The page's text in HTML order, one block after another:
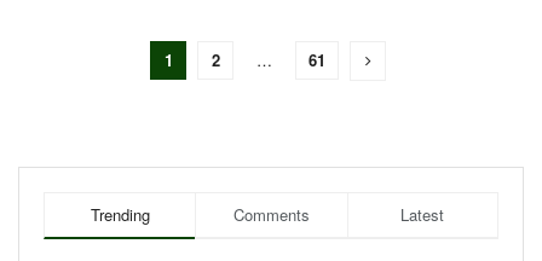
1 2 … 61
Trending Comments Latest